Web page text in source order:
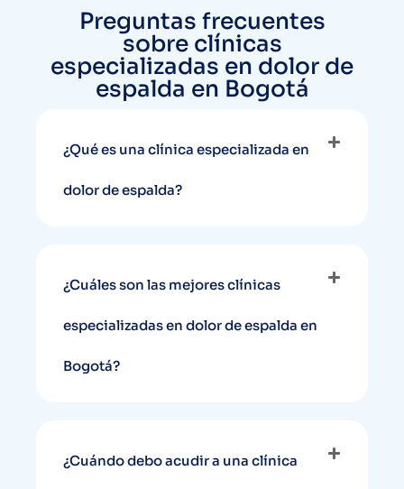
Preguntas frecuentes
sobre clínicas
especializadas en dolor de
espalda en Bogotá
¿Qué es una clínica especializada en
dolor de espalda?
¿Cuáles son las mejores clínicas
especializadas en dolor de espalda en
Bogotá?
¿Cuándo debo acudir a una clínica